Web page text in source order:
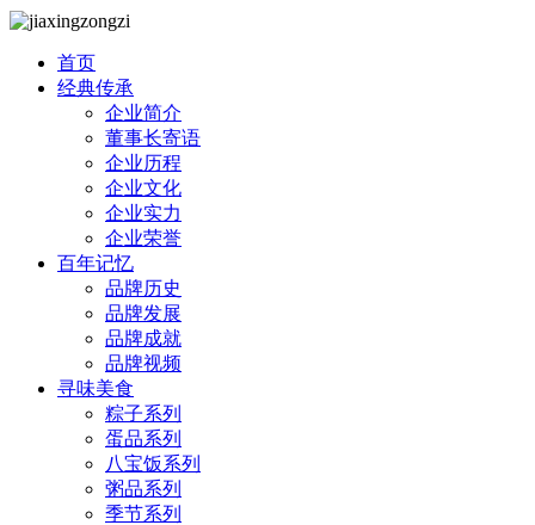
首页
经典传承
企业简介
董事长寄语
企业历程
企业文化
企业实力
企业荣誉
百年记忆
品牌历史
品牌发展
品牌成就
品牌视频
寻味美食
粽子系列
蛋品系列
八宝饭系列
粥品系列
季节系列